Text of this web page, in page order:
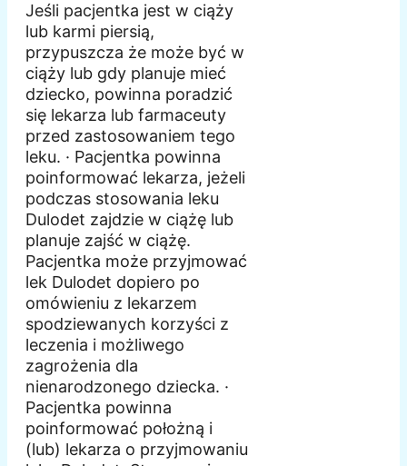
Jeśli pacjentka jest w ciąży
lub karmi piersią,
przypuszcza że może być w
ciąży lub gdy planuje mieć
dziecko, powinna poradzić
się lekarza lub farmaceuty
przed zastosowaniem tego
leku. · Pacjentka powinna
poinformować lekarza, jeżeli
podczas stosowania leku
Dulodet zajdzie w ciążę lub
planuje zajść w ciążę.
Pacjentka może przyjmować
lek Dulodet dopiero po
omówieniu z lekarzem
spodziewanych korzyści z
leczenia i możliwego
zagrożenia dla
nienarodzonego dziecka. ·
Pacjentka powinna
poinformować położną i
(lub) lekarza o przyjmowaniu